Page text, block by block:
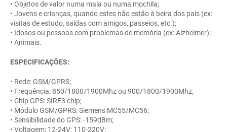
• Objetos de valor numa mala ou numa mochila;
• Jovens e crianças, quando estes não estão à beira dos pais (ex:
visitas de estudo, saídas com amigos, passeios, etc.);
• Idosos ou pessoas com problemas de memória (ex: Alzheimer);
• Animais.
ESPECIFICAÇÕES:
• Rede: GSM/GPRS;
• Frequência: 850/1800/1900Mhz ou 900/1800/1900Mhz;
• Chip GPS: SIRF3 chip;
• Módulo GSM/GPRS: Siemens MC55/MC56;
• Sensibilidade do GPS: -159dBm;
• Voltagem: 12-24V; 110-220V;